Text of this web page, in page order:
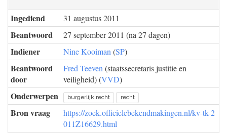
Ingediend 31 augustus 2011
Beantwoord 27 september 2011 (na 27 dagen)
Indiener Nine Kooiman (SP)
Beantwoord
door
Fred Teeven (staatssecretaris justitie en
veiligheid) (VVD)
Onderwerpen burgerlijk recht recht
Bron vraag
https://zoek.officielebekendmakingen.nl/kv-tk-2
011Z16629.html